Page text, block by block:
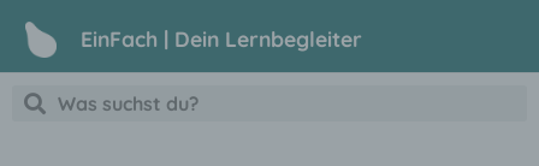
EinFach | Dein Lernbegleiter